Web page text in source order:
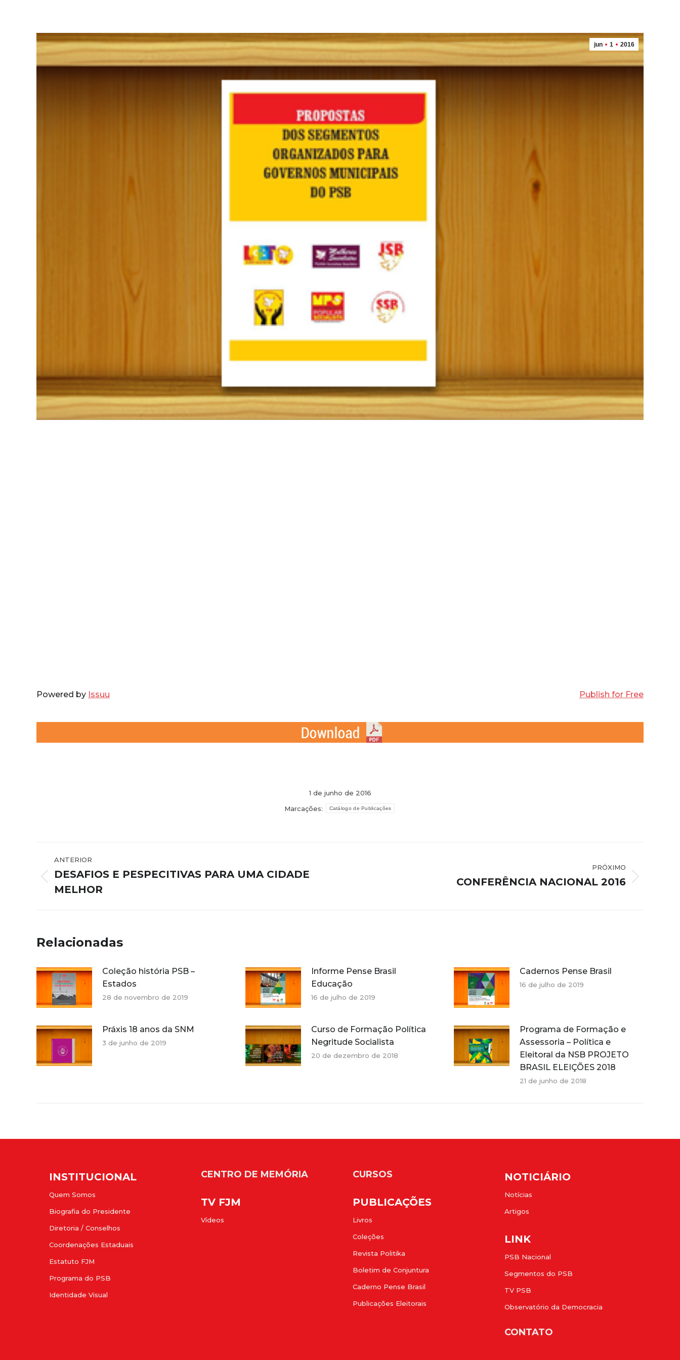
jun 1 2016
Powered by Issuu Publish for Free
1 de junho de 2016
Marcações:
Catálogo de Publicações
de
post:
ANTERIOR
anterior:
DESAFIOS E PESPECITIVAS PARA UMA CIDADE
MELHOR
PRÓXIMO
CONFERÊNCIA NACIONAL 2016
Relacionadas
Coleção história PSB –
Estados
28 de novembro de 2019
Informe Pense Brasil
Educação
16 de julho de 2019
Cadernos Pense Brasil
16 de julho de 2019
Práxis 18 anos da SNM
3 de junho de 2019
Curso de Formação Política
Negritude Socialista
20 de dezembro de 2018
Programa de Formação e
Assessoria – Política e
Eleitoral da NSB PROJETO
BRASIL ELEIÇÕES 2018
21 de junho de 2018
INSTITUCIONAL
Quem Somos
Biografia do Presidente
Diretoria / Conselhos
Coordenações Estaduais
Estatuto FJM
Programa do PSB
Identidade Visual
CENTRO DE MEMÓRIA
TV FJM
Vídeos
CURSOS
PUBLICAÇÕES
Livros
Coleções
Revista Politika
Boletim de Conjuntura
Caderno Pense Brasil
Publicações Eleitorais
NOTICIÁRIO
Notícias
Artigos
LINK
PSB Nacional
Segmentos do PSB
TV PSB
Observatório da Democracia
CONTATO